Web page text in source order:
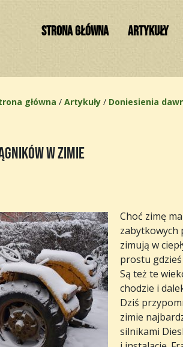
STRONA GŁÓWNA ARTYKUŁY
główna /Artykuły / Doniesienia
w zimie
Choć zimę
zabytkowych
zimują w
prostu
Są też te
chodzie i
Dziś
zimie
silnikami